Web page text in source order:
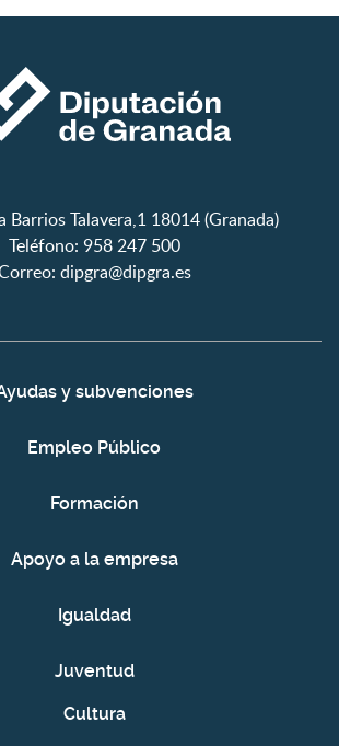
Barrios Talavera,1 18014 (Granada)
Teléfono: 958 247 500
dipgra@dipgra.es
y subvenciones
Empleo Público
Formación
Apoyo a la empresa
Igualdad
Juventud
Cultura